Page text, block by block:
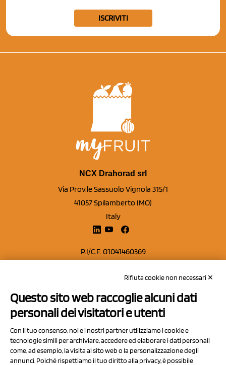
ISCRIVITI
NCX Drahorad srl
Via Prov.le Sassuolo Vignola 315/1
41057 Spilamberto (MO)
Italy
P.I/C.F. 01041460369
Capitale sociale Euro 50.000,00 i.v.
Contatti
Privacy Policy
Cookie Policy
Chi Siamo
Rifiuta cookie non necessari ✕
Questo sito web raccoglie alcuni dati
personali dei visitatori e utenti
Con il tuo consenso, noi e i nostri partner utilizziamo i cookie e
tecnologie simili per archiviare, accedere ed elaborare i dati personali
come, ad esempio, la visita al sito web o la personalizzazione degli
annunci. Poiché rispettiamo il tuo diritto alla privacy, è possibile